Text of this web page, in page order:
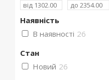
Наявність
В наявності 26
Стан
Новий 26